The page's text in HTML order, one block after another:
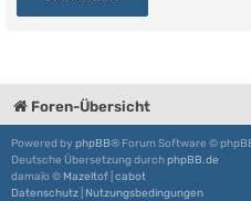
Foren-Übersicht
Powered by phpBB® Forum Software ©
Deutsche Übersetzung durchphpBB.de
damaïo © Mazeltof cabot
Datenschutz Nutzungsbedingungen